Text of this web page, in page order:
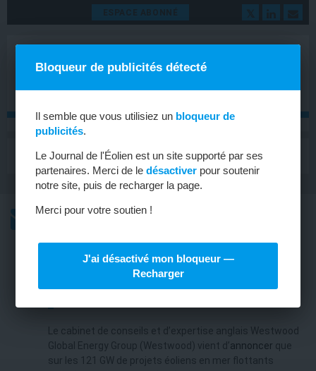
ESPACE ABONNÉ
MENU
L’ACTU
ÉOLIEN EN MER
Westwood projette 15 GW d’éolien
Le cabinet de conseils et d’expertise anglais Westwood
Global Energy Group (Westwood) vient d’annoncer que
sur les 121 GW de projets éoliens en mer flottants
Bloqueur de publicités détecté
Il semble que vous utilisiez un bloqueur de
publicités.
Le Journal de l'Éolien est un site supporté par ses
partenaires. Merci de ledésactiver pour soutenir
notre site, puis de recharger la page.
Merci pour votre soutien !
J'ai désactivé mon bloqueur —
Recharger